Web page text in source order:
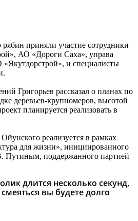
приняли участие сотрудники
АО «Дороги Саха», управа
«Якутдорстрой», и специалисты
Григорьев рассказал о планах по
деревьев-крупномеров, высотой
планируется реализовать в
реализуется в рамках
для жизни», инициированного
Путиным, поддержанного партией
длится несколько секунд,
смеяться вы будете долго